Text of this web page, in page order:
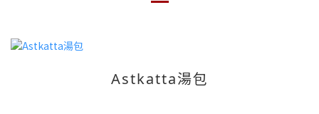
Astkatta湯包